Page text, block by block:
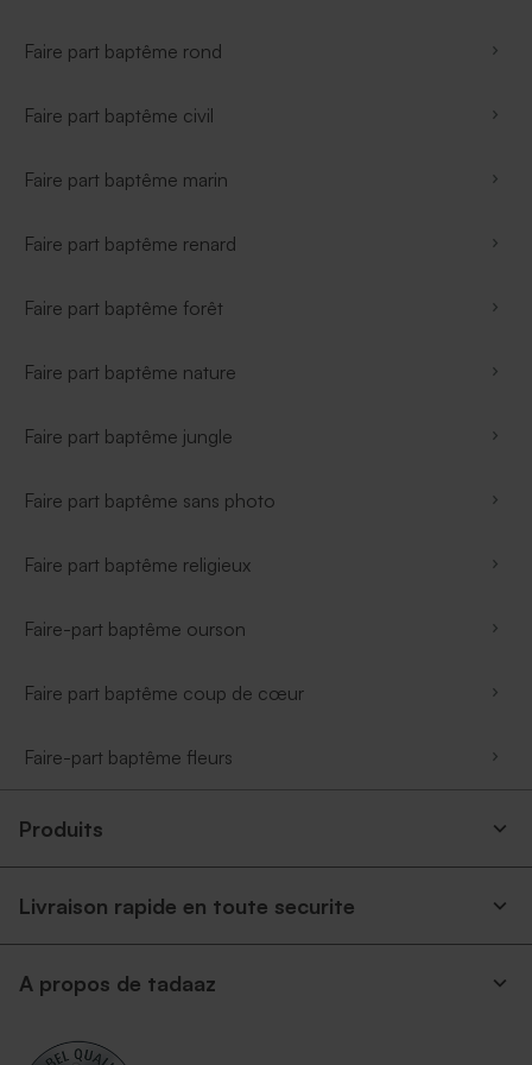
Faire part baptême rond
Faire part baptême civil
Faire part baptême marin
Faire part baptême renard
Faire part baptême forêt
Faire part baptême nature
Faire part baptême jungle
Faire part baptême sans photo
Faire part baptême religieux
Faire-part baptême ourson
Faire part baptême coup de cœur
Faire-part baptême fleurs
Produits
Livraison rapide en toute securite
A propos de tadaaz